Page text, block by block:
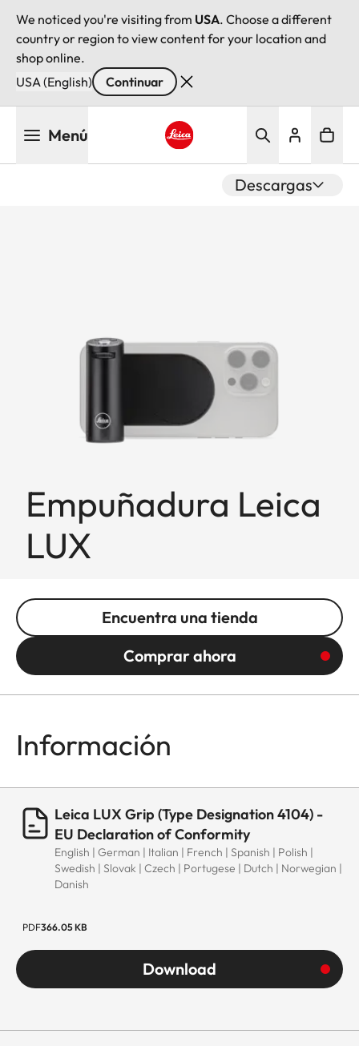
We noticed you're visiting from USA. Choose a different
country or region to view content for your location and
shop online.
USA (English)
Continuar
Menú
Descargas
Empuñadura Leica
LUX
Encuentra una tienda
Comprar ahora
Información
Leica LUX Grip (Type Designation 4104) -
EU Declaration of Conformity
English | German | Italian | French | Spanish | Polish |
Swedish | Slovak | Czech | Portugese | Dutch | Norwegian |
Danish
PDF366.05 KB
Download